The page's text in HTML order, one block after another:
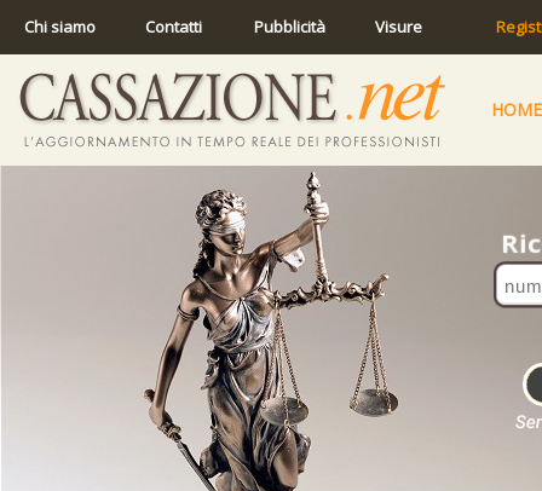
Chi siamo Contatti Pubblicità Visure
HOME